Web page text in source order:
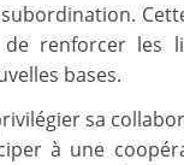
renforcer les
bases.
sa
à une